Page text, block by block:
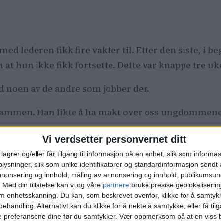
Vi verdsetter personvernet ditt
og/eller får tilgang til informasjon på en enhet, slik som
slik som unike identifikatorer og standardinformasjon sendt
og innhold, måling av annonsering og innhold,
Med din tillatelse kan vi og våre partnere bruke presise
enhetsskanning. Du kan, som beskrevet ovenfor, klikke for å
Alternativt kan du klikke for å nekte å samtykke, eller få
preferansene dine før du samtykker. Vær oppmerksom på at en viss
lederen fikk fire vakter til. Etter den siste, i
at hun ikke fikk fortsette. Dette var knappe tre
av de andre som jobber der.
Han likte å ha makt over oss
sånn. Det er mange usikre ungdommer som
i en oppsigelse